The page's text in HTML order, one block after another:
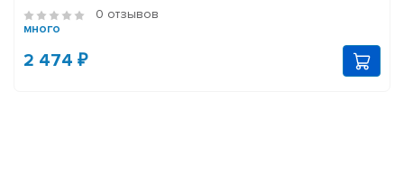
0 отзывов
много
2 474 ₽